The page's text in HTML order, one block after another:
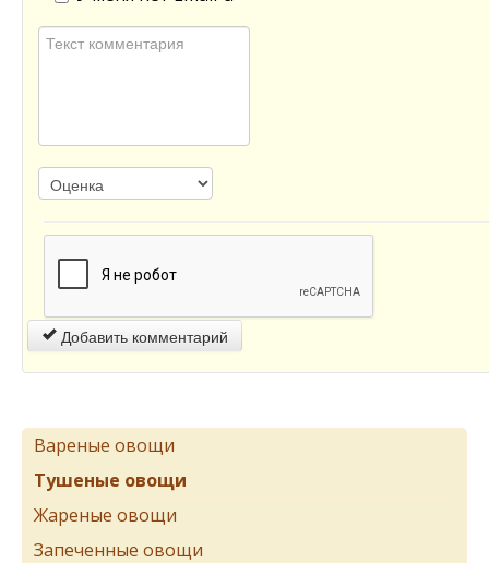
Добавить комментарий
Вареные овощи
Тушеные овощи
Жареные овощи
Запеченные овощи